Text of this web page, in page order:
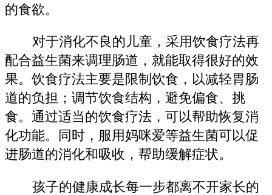
的食欲。
对于消化不良的儿童，采用饮食疗法再
配合益生菌来调理肠道，就能取得很好的效
果。饮食疗法主要是限制饮食，以减轻胃肠
道的负担；调节饮食结构，避免偏食、挑
食。通过适当的饮食疗法，可以帮助恢复消
化功能。同时，服用妈咪爱等益生菌可以促
进肠道的消化和吸收，帮助缓解症状。
孩子的健康成长每一步都离不开家长的